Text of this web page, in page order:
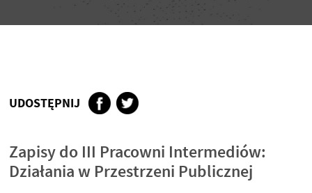
UDOSTĘPNIJ
Zapisy do III Pracowni Intermediów:
Działania w Przestrzeni Publicznej